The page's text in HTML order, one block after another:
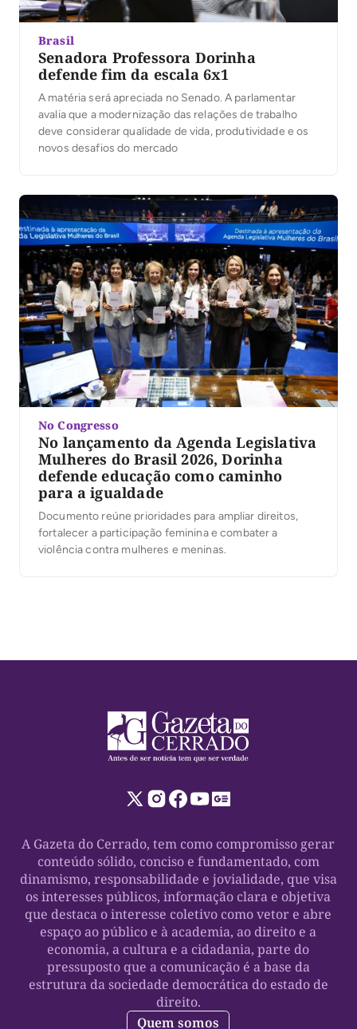
Brasil
Senadora Professora Dorinha
defende fim da escala 6x1
A matéria será apreciada no Senado. A parlamentar
avalia que a modernização das relações de trabalho
deve considerar qualidade de vida, produtividade e os
novos desafios do mercado
No Congresso
No lançamento da Agenda Legislativa
Mulheres do Brasil 2026, Dorinha
defende educação como caminho
para a igualdade
Documento reúne prioridades para ampliar direitos,
fortalecer a participação feminina e combater a
violência contra mulheres e meninas.
A Gazeta do Cerrado, tem como compromisso gerar
conteúdo sólido, conciso e fundamentado, com
dinamismo, responsabilidade e jovialidade, que visa
os interesses públicos, informação clara e objetiva
que destaca o interesse coletivo como vetor e abre
espaço ao público e à academia, ao direito e a
economia, a cultura e a cidadania, parte do
pressuposto que a comunicação é a base da
estrutura da sociedade democrática do estado de
direito.
Quem somos